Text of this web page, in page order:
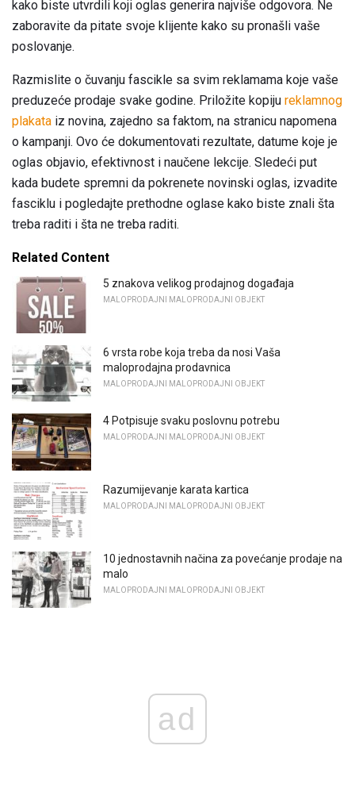
kako biste utvrdili koji oglas generira najviše odgovora. Ne
zaboravite da pitate svoje klijente kako su pronašli vaše
poslovanje.
Razmislite o čuvanju fascikle sa svim reklamama koje vaše
preduzeće prodaje svake godine. Priložite kopiju reklamnog
plakata iz novina, zajedno sa faktom, na stranicu napomena
o kampanji. Ovo će dokumentovati rezultate, datume koje je
oglas objavio, efektivnost i naučene lekcije. Sledeći put
kada budete spremni da pokrenete novinski oglas, izvadite
fasciklu i pogledajte prethodne oglase kako biste znali šta
treba raditi i šta ne treba raditi.
Related Content
5 znakova velikog prodajnog događaja
MALOPRODAJNI MALOPRODAJNI OBJEKT
6 vrsta robe koja treba da nosi Vaša
maloprodajna prodavnica
MALOPRODAJNI MALOPRODAJNI OBJEKT
4 Potpisuje svaku poslovnu potrebu
MALOPRODAJNI MALOPRODAJNI OBJEKT
Razumijevanje karata kartica
MALOPRODAJNI MALOPRODAJNI OBJEKT
10 jednostavnih načina za povećanje prodaje na
malo
MALOPRODAJNI MALOPRODAJNI OBJEKT
ad